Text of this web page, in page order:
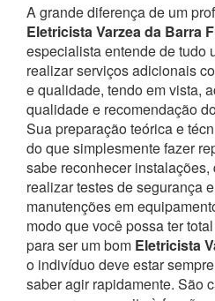
A grande diferença de um
Eletricista Varzea da Barra
especialista entende de tudo
realizar serviços adicionais
e qualidade, tendo em vista,
qualidade e recomendação
Sua preparação teórica e
do que simplesmente fazer
sabe reconhecer
realizar testes de segurança
manutenções em
modo que você possa ter
para ser um bom Eletricista
o indivíduo deve estar
saber agir rapidamente. São